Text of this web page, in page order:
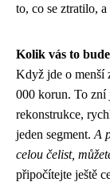
to, co se ztratilo,
Kolik vás to
Když jde o menší
000 korun. To zní
rekonstrukce,
jeden segment. A
celou čelist,
připočítejte ještě